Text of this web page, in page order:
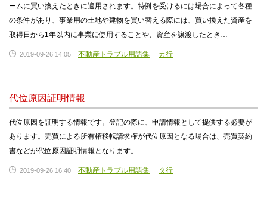
ームに買い換えたときに適用されます。特例を受けるには場合によって各種
の条件があり、事業用の土地や建物を買い替える際には、買い換えた資産を
取得日から1年以内に事業に使用することや、資産を譲渡したとき…
2019-09-26 14:05 不動産トラブル用語集 カ行
代位原因証明情報
代位原因を証明する情報です。登記の際に、申請情報として提供する必要が
あります。売買による所有権移転請求権が代位原因となる場合は、売買契約
書などが代位原因証明情報となります。
2019-09-26 16:40 不動産トラブル用語集 タ行